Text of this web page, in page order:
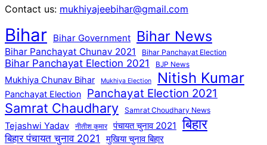
Contact us: mukhiyajeebihar@gmail.com
Bihar Bihar Government Bihar News
Bihar Panchayat Chunav 2021 Bihar Panchayat Election
Bihar Panchayat Election 2021 BJP News
Mukhiya Chunav Bihar Mukhiya Election Nitish Kumar
Panchayat Election Panchayat Election 2021
Samrat Chaudhary Samrat Choudhary News
Tejashwi Yadav नीतीश कुमार पंचायत चुनाव 2021 बिहार
बिहार पंचायत चुनाव 2021 मुखिया चुनाव बिहार